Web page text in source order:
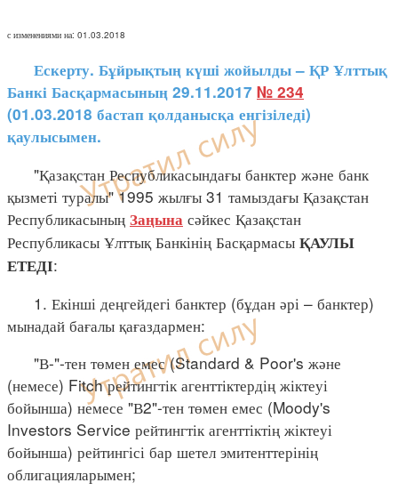
с изменениями на: 01.03.2018
Ескерту. Бұйрықтың күші жойылды – ҚР Ұлттық
Банкі Басқармасының 29.11.2017 № 234
(01.03.2018 бастап қолданысқа енгізіледі)
қаулысымен.
"Қазақстан Республикасындағы банктер және банк
қызметі туралы" 1995 жылғы 31 тамыздағы Қазақстан
Республикасының Заңына сәйкес Қазақстан
Республикасы Ұлттық Банкінің Басқармасы ҚАУЛЫ
ЕТЕДІ:
1. Екінші деңгейдегі банктер (бұдан әрі – банктер)
мынадай бағалы қағаздармен:
"В-"-тен төмен емес (Standard & Poor's және
(немесе) Fitch рейтингтік агенттіктердің жіктеуі
бойынша) немесе "В2"-тен төмен емес (Moody's
Investors Service рейтингтік агенттіктің жіктеуі
бойынша) рейтингісі бар шетел эмитенттерінің
облигацияларымен;